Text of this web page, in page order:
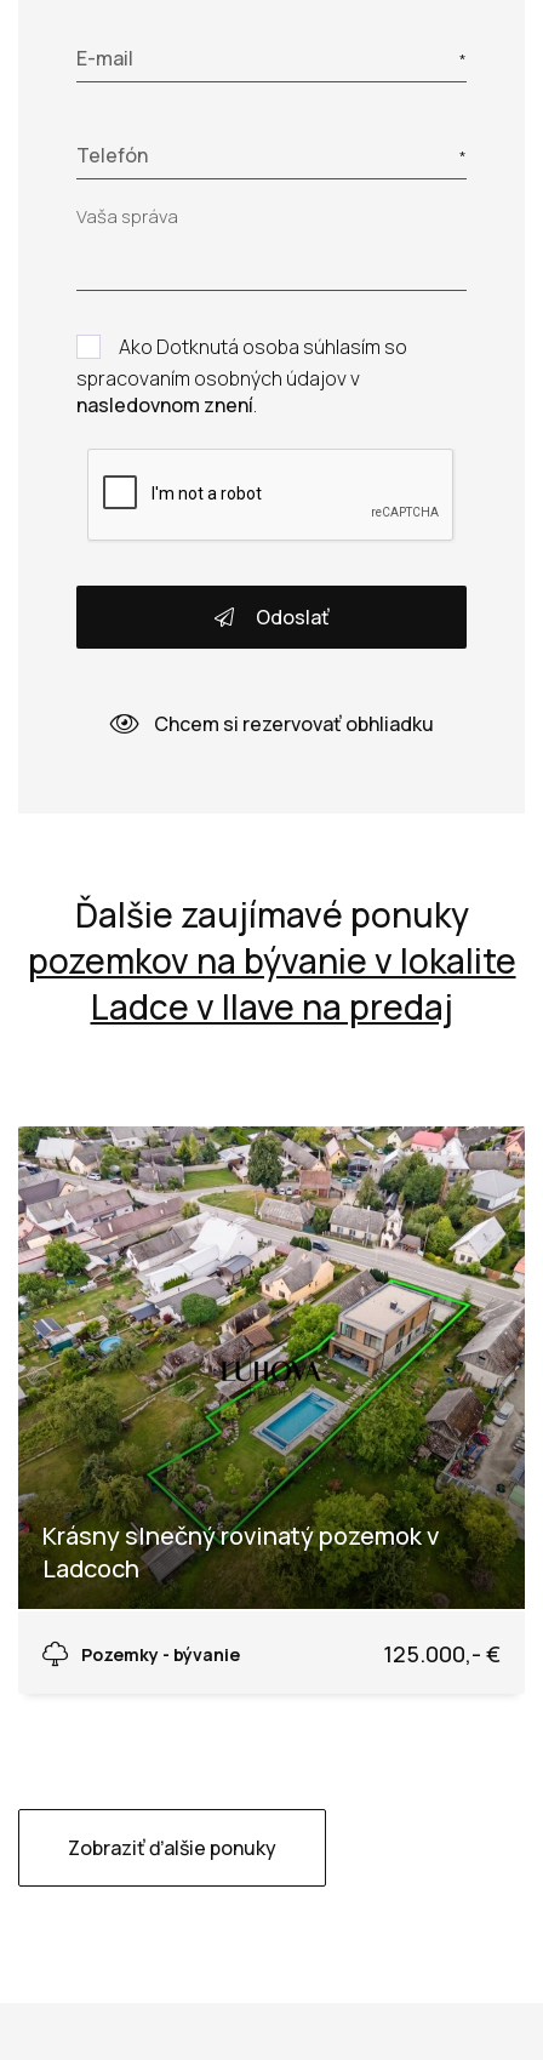
E-mail
Telefón
Ako Dotknutá osoba súhlasím so
spracovaním osobných údajov v
nasledovnom znení.
Odoslať
Chcem si rezervovať obhliadku
Ďalšie zaujímavé ponuky
pozemkov na bývanie v lokalite
Ladce v Ilave na predaj
Krásny slnečný rovinatý pozemok v
Ladcoch
Pozemky - bývanie
125.000,- €
Zobraziť ďalšie ponuky